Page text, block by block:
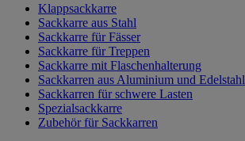
Klappsackkarre
Sackkarre aus Stahl
Sackkarre für Fässer
Sackkarre für Treppen
Sackkarre mit Flaschenhalterung
Sackkarren aus Aluminium und Edelstahl
Sackkarren für schwere Lasten
Spezialsackkarre
Zubehör für Sackkarren